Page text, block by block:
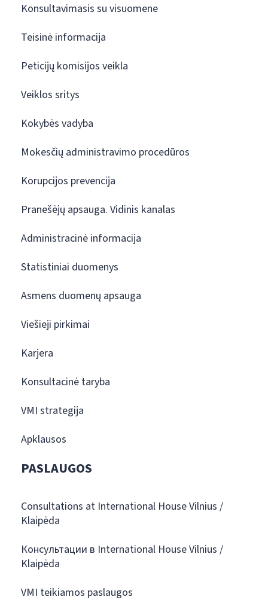
Konsultavimasis su visuomene
Teisinė informacija
Peticijų komisijos veikla
Veiklos sritys
Kokybės vadyba
Mokesčių administravimo procedūros
Korupcijos prevencija
Pranešėjų apsauga. Vidinis kanalas
Administracinė informacija
Statistiniai duomenys
Asmens duomenų apsauga
Viešieji pirkimai
Karjera
Konsultacinė taryba
VMI strategija
Apklausos
PASLAUGOS
Consultations at International House Vilnius /
Klaipėda
Консультации в International House Vilnius /
Klaipėda
VMI teikiamos paslaugos